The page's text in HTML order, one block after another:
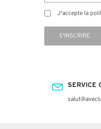
J'accepte la
S'INSCRIRE
SERVICE